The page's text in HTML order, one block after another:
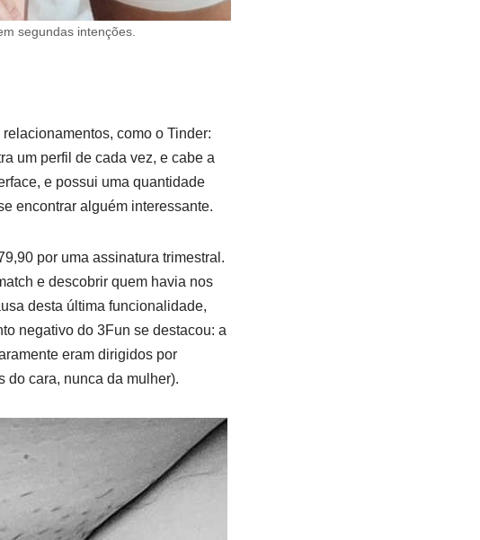
segundas intenções.
como o Tinder:
um perfil de cada vez, e cabe a
e possui uma quantidade
encontrar alguém interessante.
por uma assinatura trimestral.
e descobrir quem havia nos
desta última funcionalidade,
negativo do 3Fun se destacou: a
eram dirigidos por
do cara, nunca da mulher).